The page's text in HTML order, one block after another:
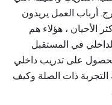
أرباب العمل يريدون
الأحيان ، هؤلاء هم
في المستقبل
على تدريب داخلي
التجربة ذات الصلة وكيف